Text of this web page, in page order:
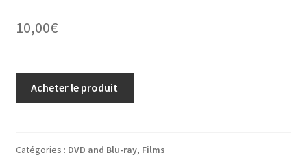
10,00€
Acheter le produit
Catégories : DVD and Blu-ray, Films